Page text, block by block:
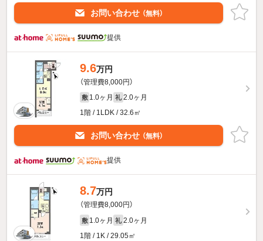
お問い合わせ （無料）
提供
9.6万円
（管理費8,000円）
敷 1.0ヶ月 礼 2.0ヶ月
1階 / 1LDK / 32.6㎡
お問い合わせ （無料）
提供
8.7万円
（管理費8,000円）
敷 1.0ヶ月 礼 2.0ヶ月
1階 / 1K / 29.05㎡